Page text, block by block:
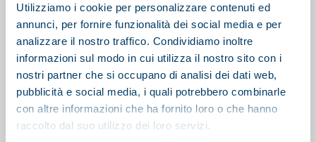
Utilizziamo i cookie per personalizzare contenuti ed
annunci, per fornire funzionalità dei social media e per
analizzare il nostro traffico. Condividiamo inoltre
informazioni sul modo in cui utilizza il nostro sito con i
nostri partner che si occupano di analisi dei dati web,
pubblicità e social media, i quali potrebbero combinarle
con altre informazioni che ha fornito loro o che hanno
raccolto dal suo utilizzo dei loro servizi.